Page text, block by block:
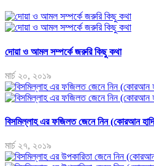
দোয়া ও আমল সম্পর্কে জরুরি কিছু কথা
মার্চ ২০, ২০১৯
বিসমিল্লাহ এর ফজিলত জেনে নিন (কোরআন
মার্চ ২৭, ২০১৯